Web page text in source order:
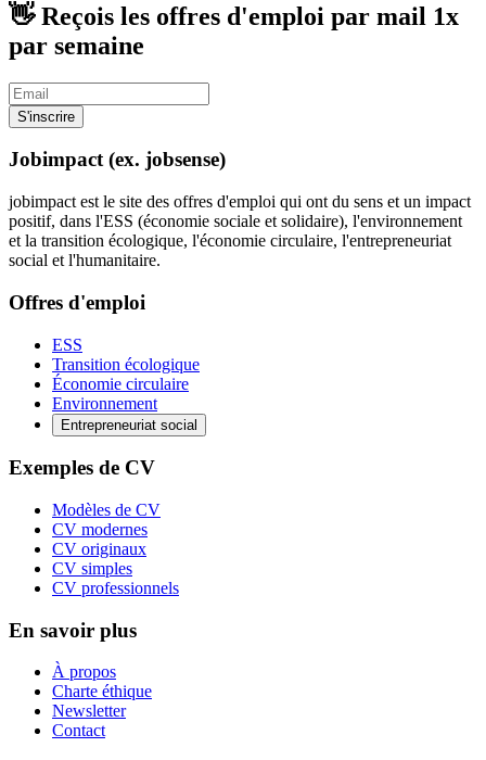
👋 Reçois les offres d'emploi par mail 1x
par semaine
S'inscrire
Jobimpact (ex. jobsense)
jobimpact est le site des offres d'emploi qui ont du sens et un impact
positif, dans l'ESS (économie sociale et solidaire), l'environnement
et la transition écologique, l'économie circulaire, l'entrepreneuriat
social et l'humanitaire.
Offres d'emploi
ESS
Transition écologique
Économie circulaire
Environnement
Entrepreneuriat social
Exemples de CV
Modèles de CV
CV modernes
CV originaux
CV simples
CV professionnels
En savoir plus
À propos
Charte éthique
Newsletter
Contact